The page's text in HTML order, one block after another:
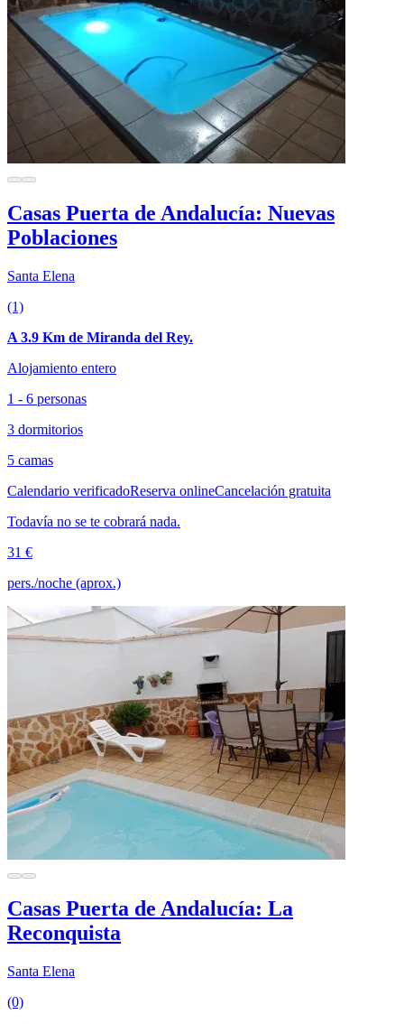
Casas Puerta de Andalucía: Nuevas
Poblaciones
Santa Elena
(1)
A 3.9 Km de Miranda del Rey.
Alojamiento entero
1 - 6 personas
3 dormitorios
5 camas
Calendario verificadoReserva onlineCancelación gratuita
Todavía no se te cobrará nada.
31 €
pers./noche (aprox.)
Casas Puerta de Andalucía: La
Reconquista
Santa Elena
(0)